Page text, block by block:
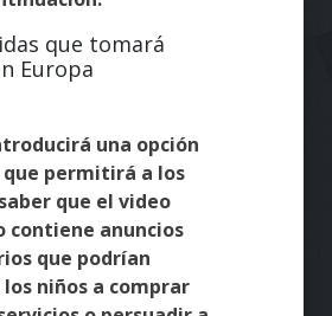
que tomará
Europa
una opción
permitirá a los
que el video
contiene anuncios
que podrían
niños a comprar